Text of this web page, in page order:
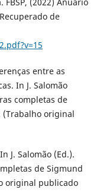
(2022) Anuário
de
entre as
In J. Salomão
completas de
(Trabalho original
J. Salomão (Ed.).
de Sigmund
original publicado